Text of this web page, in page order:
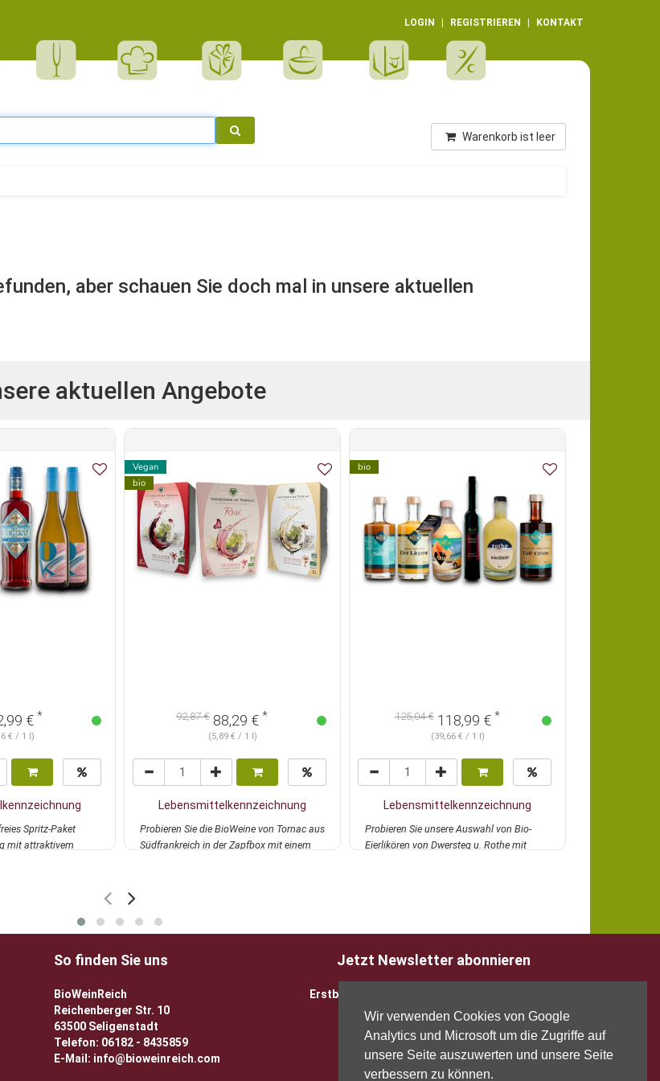
Wir verwenden Cookies von Google
Analytics und Microsoft um die Zugriffe auf
unsere Seite auszuwerten und unsere Seite
verbessern zu können.
LOGIN REGISTRIEREN KONTAKT
Warenkorb ist leer
aber schauen Sie doch mal in unsere aktuellen
aktuellen Angebote
€ *
€ / 1 l)
Spritz-Paket
mit attraktivem
Vegan
bio
92,87 € 88,29 € *
(5,89 € / 1 l)
Lebensmittelkennzeichnung
Probieren Sie die BioWeine von Tornac aus
Südfrankreich in der Zapfbox mit einem
bio
125,04 €118,99 € *
(39,66 € / 1 l)
Lebensmittelkennzeichnung
Probieren Sie unsere Auswahl von Bio-
Eierlikören von Dwersteg u. Rothe mit
So finden Sie uns
BioWeinReich
Reichenberger Str. 10
63500 Seligenstadt
Telefon: 06182 - 8435859
E-Mail: info@bioweinreich.com
Jetzt Newsletter abonnieren
Erstbesteller sparen 5 EUR mit Gutscheincode